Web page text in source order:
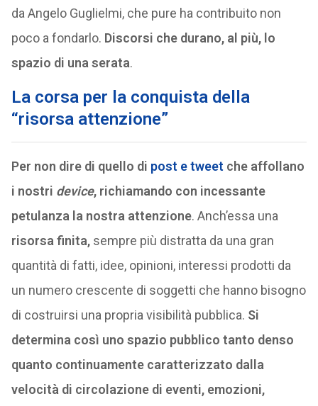
da Angelo Guglielmi, che pure ha contribuito non
poco a fondarlo. Discorsi che durano, al più, lo
spazio di una serata.
La corsa per la conquista della
“risorsa attenzione”
Per non dire di quello di post e tweet che affollano
i nostri device, richiamando con incessante
petulanza la nostra attenzione. Anch’essa una
risorsa finita,sempre più distratta da una gran
quantità di fatti, idee, opinioni, interessi prodotti da
un numero crescente di soggetti che hanno bisogno
di costruirsi una propria visibilità pubblica. Si
determina così uno spazio pubblico tanto denso
quanto continuamente caratterizzato dalla
velocità di circolazione di eventi, emozioni,